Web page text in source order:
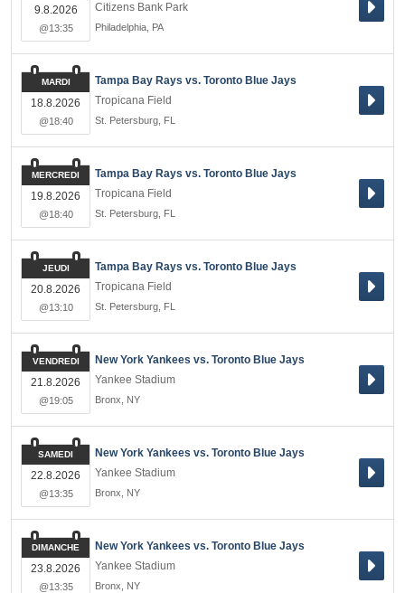
Citizens Bank Park
Philadelphia PA
9.8.2026
@13:35
Tampa Bay Rays vs. Toronto Blue Jays
Tropicana Field
St. Petersburg FL
MARDI
18.8.2026
@18:40
Tampa Bay Rays vs. Toronto Blue Jays
Tropicana Field
St. Petersburg FL
MERCREDI
19.8.2026
@18:40
Tampa Bay Rays vs. Toronto Blue Jays
Tropicana Field
St. Petersburg FL
JEUDI
20.8.2026
@13:10
New York Yankees vs. Toronto Blue Jays
Yankee Stadium
Bronx NY
VENDREDI
21.8.2026
@19:05
New York Yankees vs. Toronto Blue Jays
Yankee Stadium
Bronx NY
SAMEDI
22.8.2026
@13:35
New York Yankees vs. Toronto Blue Jays
Yankee Stadium
Bronx NY
DIMANCHE
23.8.2026
@13:35